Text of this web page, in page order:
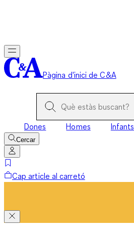
Pàgina d'inici de C&A
Dones Homes Infants
Cercar
Cap article al carretó